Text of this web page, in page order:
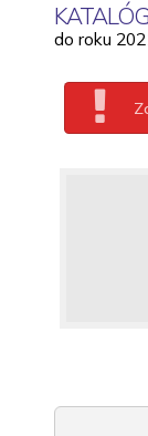
do roku